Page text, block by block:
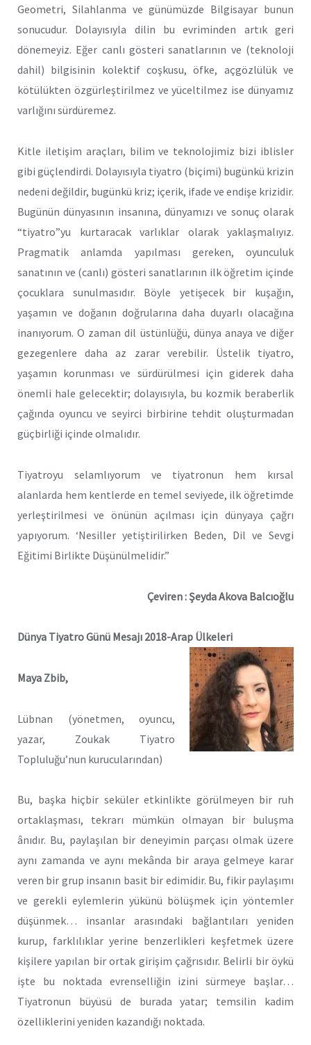
Geometri, Silahlanma ve günümüzde Bilgisayar bunun
sonucudur. Dolayısıyla dilin bu evriminden artık geri
dönemeyiz. Eğer canlı gösteri sanatlarının ve (teknoloji
dahil) bilgisinin kolektif coşkusu, öfke, açgözlülük ve
kötülükten özgürleştirilmez ve yüceltilmez ise dünyamız
varlığını sürdüremez.
Kitle iletişim araçları, bilim ve teknolojimiz bizi iblisler
gibi güçlendirdi. Dolayısıyla tiyatro (biçimi) bugünkü krizin
nedeni değildir, bugünkü kriz; içerik, ifade ve endişe krizidir.
Bugünün dünyasının insanına, dünyamızı ve sonuç olarak
“tiyatro”yu kurtaracak varlıklar olarak yaklaşmalıyız.
Pragmatik anlamda yapılması gereken, oyunculuk
sanatının ve (canlı) gösteri sanatlarının ilk öğretim içinde
çocuklara sunulmasıdır. Böyle yetişecek bir kuşağın,
yaşamın ve doğanın doğrularına daha duyarlı olacağına
inanıyorum. O zaman dil üstünlüğü, dünya anaya ve diğer
gezegenlere daha az zarar verebilir. Üstelik tiyatro,
yaşamın korunması ve sürdürülmesi için giderek daha
önemli hale gelecektir; dolayısıyla, bu kozmik beraberlik
çağında oyuncu ve seyirci birbirine tehdit oluşturmadan
güçbirliği içinde olmalıdır.
Tiyatroyu selamlıyorum ve tiyatronun hem kırsal
alanlarda hem kentlerde en temel seviyede, ilk öğretimde
yerleştirilmesi ve önünün açılması için dünyaya çağrı
yapıyorum. ‘Nesiller yetiştirilirken Beden, Dil ve Sevgi
Eğitimi Birlikte Düşünülmelidir.”
Çeviren : Şeyda Akova Balcıoğlu
Dünya Tiyatro Günü Mesajı 2018-Arap Ülkeleri
Maya Zbib,
Lübnan (yönetmen, oyuncu,
yazar, Zoukak Tiyatro
Topluluğu’nun kurucularından)
Bu, başka hiçbir seküler etkinlikte görülmeyen bir ruh
ortaklaşması, tekrarı mümkün olmayan bir buluşma
ânıdır. Bu, paylaşılan bir deneyimin parçası olmak üzere
aynı zamanda ve aynı mekânda bir araya gelmeye karar
veren bir grup insanın basit bir edimidir. Bu, fikir paylaşımı
ve gerekli eylemlerin yükünü bölüşmek için yöntemler
düşünmek… insanlar arasındaki bağlantıları yeniden
kurup, farklılıklar yerine benzerlikleri keşfetmek üzere
kişilere yapılan bir ortak girişim çağrısıdır. Belirli bir öykü
işte bu noktada evrenselliğin izini sürmeye başlar…
Tiyatronun büyüsü de burada yatar; temsilin kadim
özelliklerini yeniden kazandığı noktada.